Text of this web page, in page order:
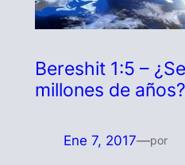
Bereshit 1:5 –
millones de años?
Ene 7, 2017—por